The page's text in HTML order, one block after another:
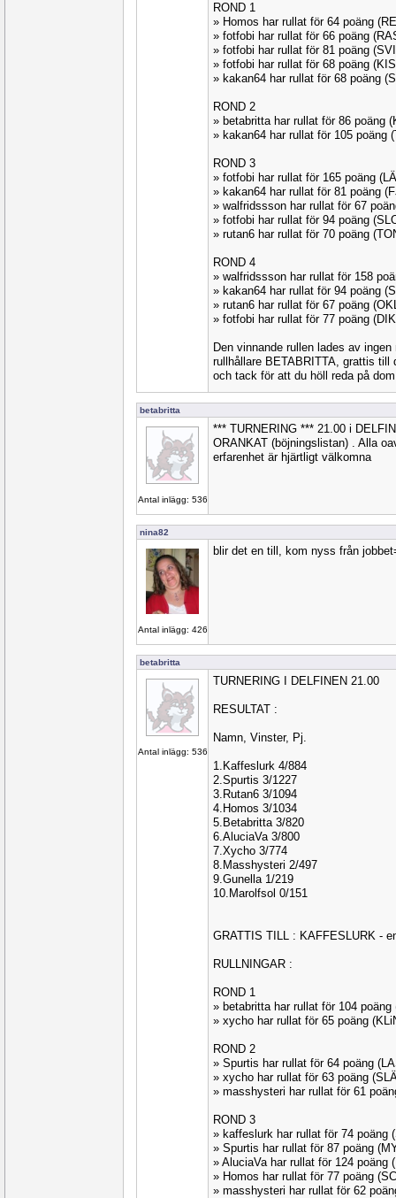
ROND 1
» Homos har rullat för 64 poäng
» fotfobi har rullat för 66 poäng
» fotfobi har rullat för 81 poäng
» fotfobi har rullat för 68 poäng
» kakan64 har rullat för 68 poäng
ROND 2
» betabritta har rullat för 86 poäng
» kakan64 har rullat för 105 poäng
ROND 3
» fotfobi har rullat för 165 poäng
» kakan64 har rullat för 81 poäng
» walfridssson har rullat för 67
» fotfobi har rullat för 94 poäng
» rutan6 har rullat för 70 poäng
ROND 4
» walfridssson har rullat för 158
» kakan64 har rullat för 94 poäng
» rutan6 har rullat för 67 poäng
» fotfobi har rullat för 77 poäng
Den vinnande rullen lades av
rullhållare BETABRITTA, grattis till
och tack för att du höll reda på
betabritta
Antal inlägg: 536
*** TURNERING *** 21.00 i
ORANKAT (böjningslistan) . Alla
erfarenhet är hjärtligt välkomna
nina82
Antal inlägg: 426
blir det en till, kom nyss från
betabritta
Antal inlägg: 536
TURNERING I DELFINEN 21.00
RESULTAT :
Namn, Vinster, Pj.
1.Kaffeslurk 4/884
2.Spurtis 3/1227
3.Rutan6 3/1094
4.Homos 3/1034
5.Betabritta 3/820
6.AluciaVa 3/800
7.Xycho 3/774
8.Masshysteri 2/497
9.Gunella 1/219
10.Marolfsol 0/151
GRATTIS TILL : KAFFESLURK -
RULLNINGAR :
ROND 1
» betabritta har rullat för 104 poäng
» xycho har rullat för 65 poäng
ROND 2
» Spurtis har rullat för 64 poäng
» xycho har rullat för 63 poäng
» masshysteri har rullat för 61
ROND 3
» kaffeslurk har rullat för 74 poäng
» Spurtis har rullat för 87 poäng
» AluciaVa har rullat för 124 poäng
» Homos har rullat för 77 poäng
» masshysteri har rullat för 62